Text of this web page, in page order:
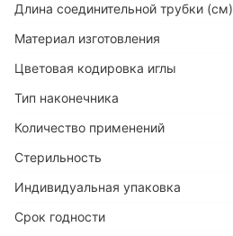
Длина соединительной трубки (см)
Материал изготовления
Цветовая кодировка иглы
Тип наконечника
Количество применений
Стерильность
Индивидуальная упаковка
Срок годности